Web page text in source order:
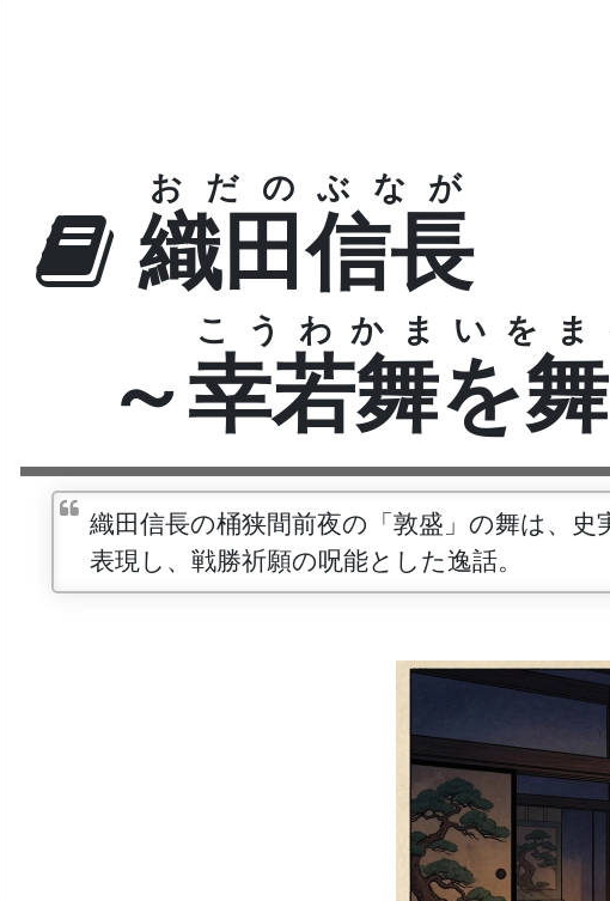
織田信長
おだのぶなが
～幸若舞を
こうわかまいを
織田信長の桶狭間前夜の「敦盛」の舞は、
表現し、戦勝祈願の呪能とした逸話。